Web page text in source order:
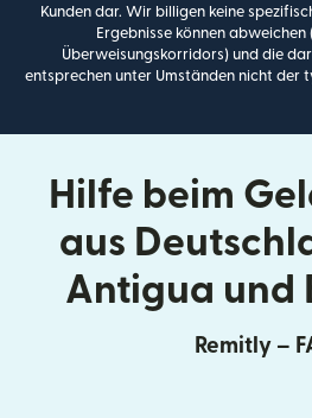
Kunden dar. Wir billigen keine
Ergebnisse können abweichen
Überweisungskorridors) und die
entsprechen unter Umständen nicht der
Hilfe beim
aus
Antigua und
Remitly –